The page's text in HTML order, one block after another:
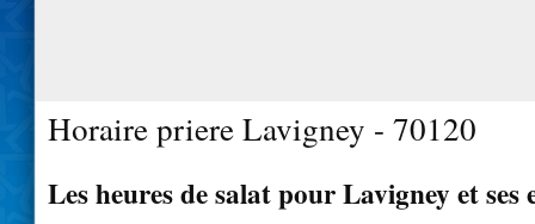
Horaire priere Lavigney - 70120
Les heures de salat pour Lavigney et ses